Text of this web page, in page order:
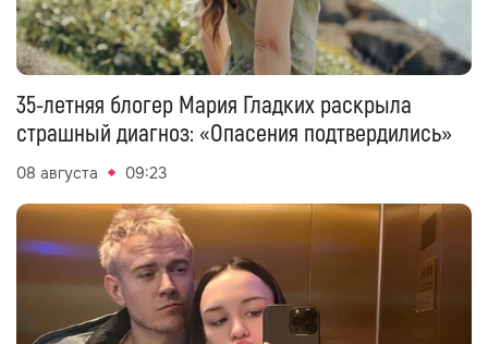
35-летняя блогер Мария Гладких раскрыла
страшный диагноз: «Опасения подтвердились»
08 августа 09:23